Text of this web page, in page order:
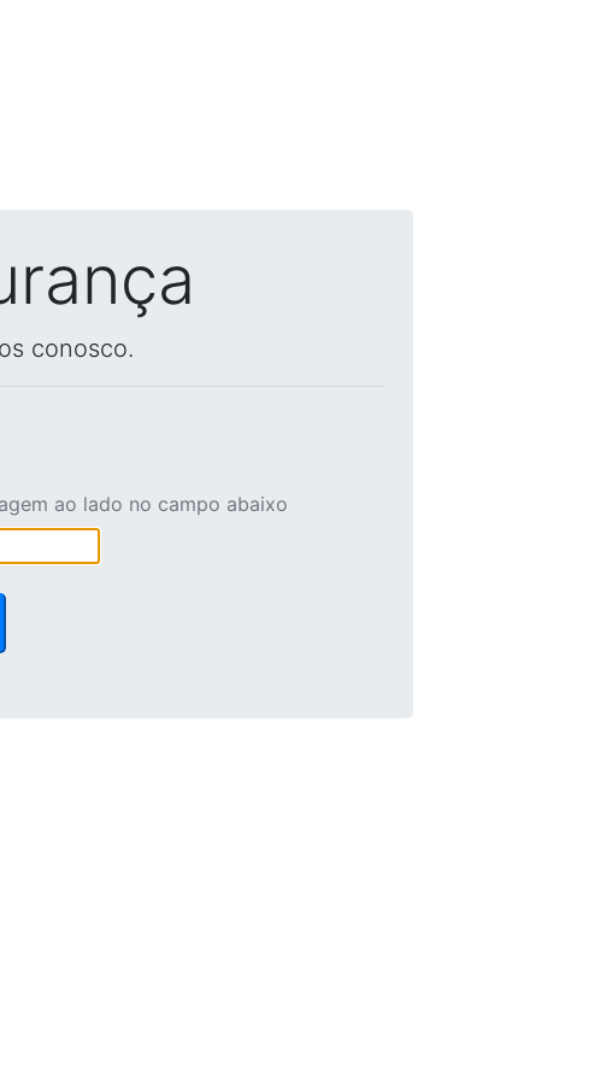
conosco.
ao lado no campo abaixo